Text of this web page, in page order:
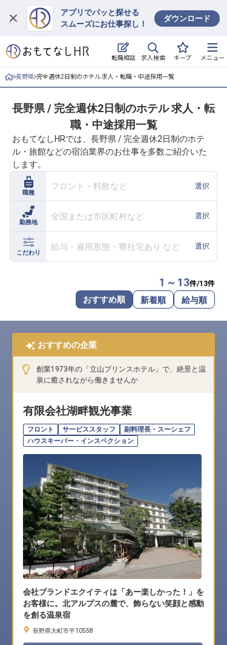
アプリでパッと探せる
スムーズにお仕事探し！
ダウンロード
転職相談 求人検索 キープ メニュー
ログイン
求人・施設を探す
就職・転職 合同説明会
おもてなしHRについて
ご利用の流れ
よくある質問
ホテル・宿泊業界情報コラム
転職サポートに申し込む
採用をお考えの企業様へ
長野県 完全週休2日制のホテル 求人・転職・中途採用一覧
長野県 / 完全週休2日制のホテル 求人・転
職・中途採用一覧
おもてなしHRでは、長野県 / 完全週休2日制のホテ
ル・旅館などの宿泊業界のお仕事を多数ご紹介いた
します。
職種
フロント・料飲など 選択
勤務地
全国または市区町村など 選択
こだわり
給与・雇用形態・寮社宅あり など 選択
1 ~ 13件/13件
おすすめ順 新着順 給与順
おすすめの企業
創業1973年の「立山プリンスホテル」で、絶景と温
泉に癒されながら働きませんか
有限会社湖畔観光事業
フロント サービススタッフ
副料理長・スーシェフ
ハウスキーパー・インスペクション
会社ブランドエクイティは「あー楽しかった！」を
お客様に。北アルプスの麓で、飾らない笑顔と感動
を創る温泉宿
長野県大町市平10558